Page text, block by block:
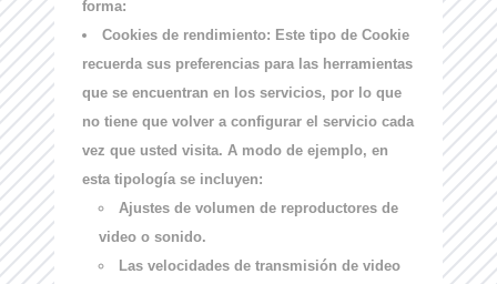
forma:
Cookies de rendimiento: Este tipo de Cookie
recuerda sus preferencias para las herramientas
que se encuentran en los servicios, por lo que
no tiene que volver a configurar el servicio cada
vez que usted visita. A modo de ejemplo, en
esta tipología se incluyen:
Ajustes de volumen de reproductores de
video o sonido.
Las velocidades de transmisión de video